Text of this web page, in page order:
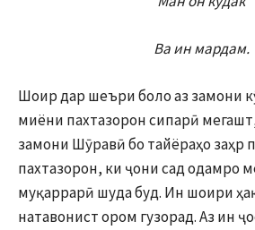
Ва ин мардам.
Шоир дар шеъри боло аз замони
миёни пахтазорон сипарӣ
замони Шӯравӣ бо тайёраҳо заҳр
пахтазорон, ки ҷони сад одамро
муқаррарӣ шуда буд. Ин шоири
натавонист ором гузорад. Аз ин